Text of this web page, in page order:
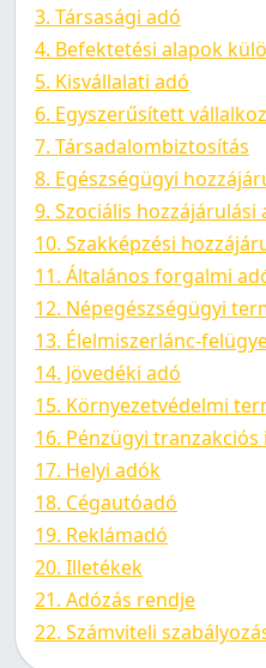
3. Társasági adó
4. Befektetési alapok
5. Kisvállalati adó
6. Egyszerűsített
7. Társadalombiztosítás
8. Egészségügyi
9. Szociális hozzájárulási
10. Szakképzési
11. Általános forgalmi
12. Népegészségügyi
13. Élelmiszerlánc-
14. Jövedéki adó
15. Környezetvédelmi
16. Pénzügyi tranzakciós
17. Helyi adók
18. Cégautóadó
19. Reklámadó
20. Illetékek
21. Adózás rendje
22. Számviteli